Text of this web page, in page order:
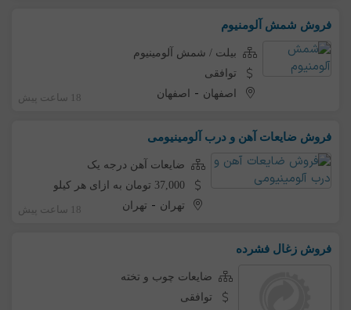
فروش شمش آلومنیوم
بیلت / شمش آلومینیوم
توافقی
اصفهان - اصفهان 18 ساعت پیش
فروش ضایعات آهن و درب آلومینیومی
ضایعات آهن درجه یک
37,000 تومان به ازای هر کیلو
تهران -تهران 18 ساعت پیش
فروش زغال فشرده
ضایعات چوب و تخته
توافقی